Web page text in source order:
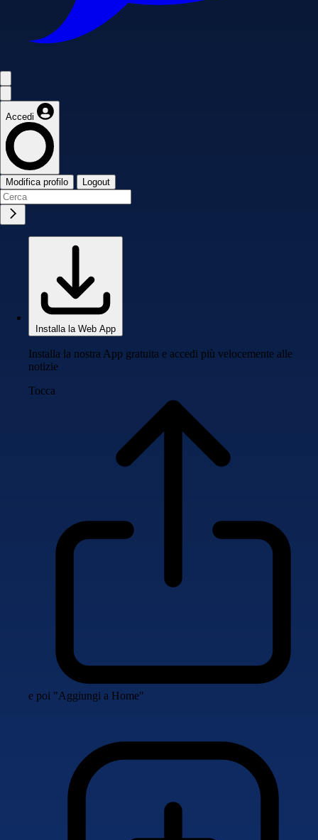
Accedi
Modifica profilo Logout
Installa la Web App
Installa la nostra App gratuita e accedi più velocemente alle
notizie
Tocca
e poi "Aggiungi a Home"